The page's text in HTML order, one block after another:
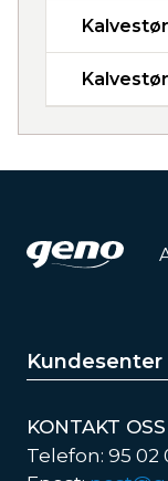
Kundesenter
KONTAKT OSS
Telefon: 95 02